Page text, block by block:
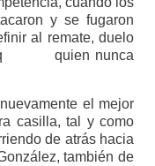
y se fugaron
al remate, duelo
q quien nunca
el mejor
casilla, tal y como
de atrás hacia
también de